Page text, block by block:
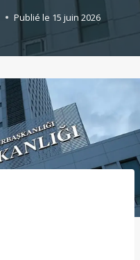
Publié le 15 juin 2026